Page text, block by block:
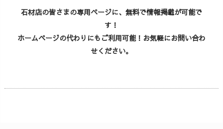
石材店の皆さまの専用ページに、無料で情報掲載が可能で
す！
ホームページの代わりにもご利用可能！お気軽にお問い合わ
せください。